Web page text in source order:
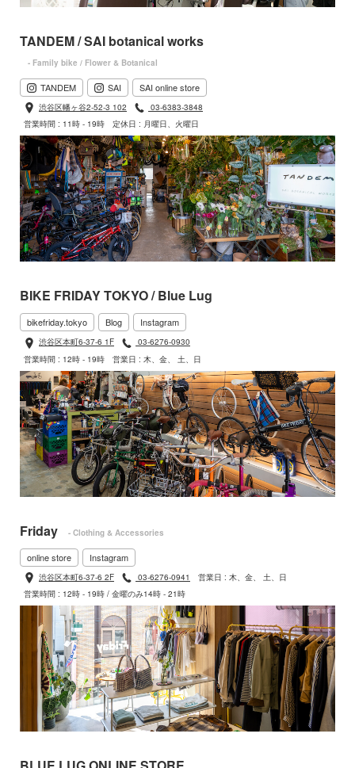
TANDEM / SAI botanical works
- Family bike / Flower & Botanical
TANDEM SAI SAI online store
渋谷区幡ヶ谷2-52-3 102
03-6383-3848
営業時間 : 11時 - 19時
定休日 : 月曜日、火曜日
BIKE FRIDAY TOKYO / Blue Lug
bikefriday.tokyo Blog Instagram
渋谷区本町6-37-6 1F
03-6276-0930
営業時間 : 12時 - 19時
営業日 : 木、金、 土、日
Friday - Clothing & Accessories
online store Instagram
渋谷区本町6-37-6 2F 03-6276-0941
営業日 : 木、金、 土、日
営業時間 : 12時 - 19時 / 金曜のみ14時 - 21時